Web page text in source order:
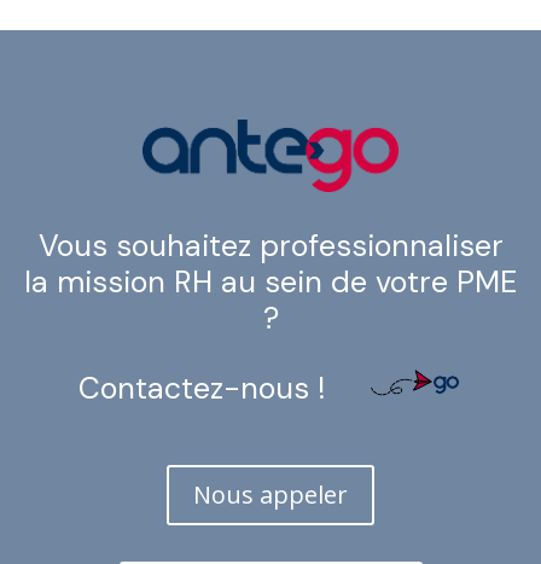
Vous souhaitez professionnaliser
la mission RH au sein de votre PME
?
Contactez-nous !
Nous appeler